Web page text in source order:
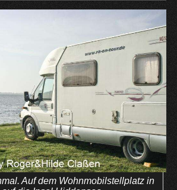
Auf dem Wohnmobilstellplatz in